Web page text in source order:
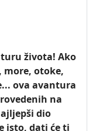
života! Ako
otoke,
ova avantura
na
dio
isto, dati će ti